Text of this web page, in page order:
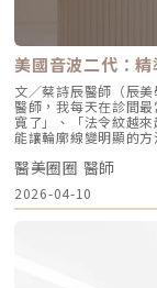
膚新生彈力蛋白，從
然。六、 蔡醫師的診
我們追求的是「長效
Profhilo 逆時針 的客
的專屬美學地圖：1.
力蛋白新生與肌底環
堆疊： 啟動期（第 1
治療能確保高濃度玻
細胞。 強化期（第 2
這是一個關鍵的鞏固點
維持期： 經過這 3 次
以維持九個月左右的
是極高純度的玻尿酸
避免劇烈運動與高溫
上妝均不受影響，非
的自然光采抗老不應
學與辰美學的理念不
未來的日子裡，依然
改善效果，避免了傳
就像是膚況變好了，
舒適、更快速採用獨
只需在臉部兩側各選
擴散至全臉。這大大減
的機率，讓療程更加
炎風險以高濃度玻尿
效降低注射後的發炎
產品的純淨與安全性。
逆時針 (Profhilo) 傳統玻尿酸填充劑 主要功能 「生物重塑」(Bio-
remodeling)， 刺激膠原蛋白和彈力蛋白再生，從根本改善膚質 「填充」
和「支撐」， 用於填補凹陷、雕塑輪廓 成分組成 專利技術結合高低分子玻
尿酸， 64mg/2ml 高濃度，無交聯劑 玻尿酸會添加交聯劑，以增加黏度和
支撐力， 能維持體積不被快速分解 作用機制 注射後會均勻擴散至皮膚深
美國音波二代：
文／蔡詩辰醫師（辰
醫師，我每天在診間
寬了」、「法令紋越
能讓輪廓線變明顯的
上的音波儀器琳瑯滿
始終是 Ultherapy 美
Prime（美音二代）
篇文章，我將以專業
療的核心，以及它如
跟病患分享一個觀念
對的地方」。每個人
度，甚至是神經血管
醫美圈圈 醫師
2026-04-10